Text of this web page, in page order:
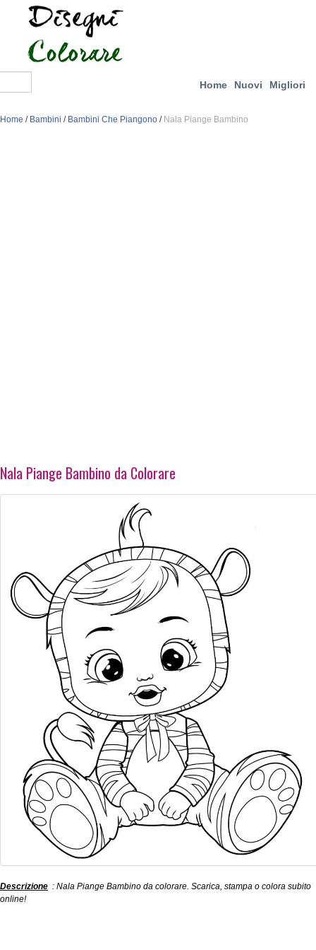
Home Nuovi Migliori
Home / Bambini / Bambini Che Piangono / Nala Piange Bambino
Nala Piange Bambino da Colorare
Descrizione : Nala Piange Bambino da colorare. Scarica, stampa o colora subito
online!